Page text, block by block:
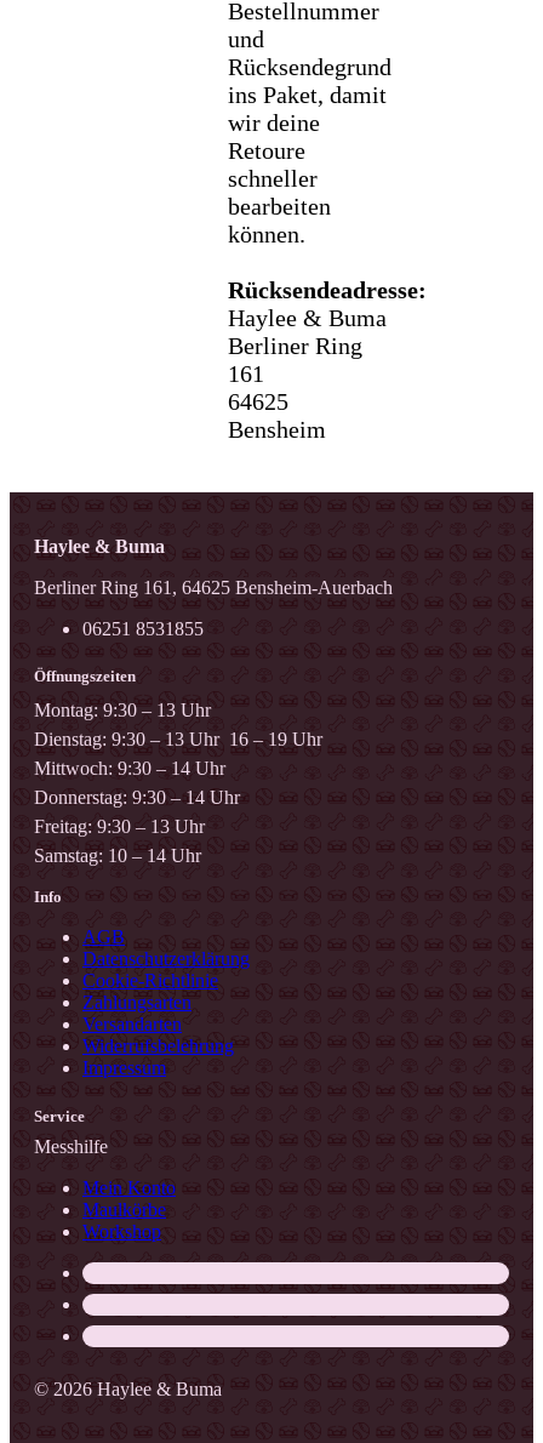
Bestellnummer
und
Rücksendegrund
ins Paket, damit
wir deine
Retoure
schneller
bearbeiten
können.
Rücksendeadresse:
Haylee & Buma
Berliner Ring
161
64625
Bensheim
Haylee & Buma
Berliner Ring 161, 64625 Bensheim-Auerbach
06251 8531855
Öffnungszeiten
Montag: 9:30 – 13 Uhr
Dienstag: 9:30 – 13 Uhr 16 – 19 Uhr
Mittwoch: 9:30 – 14 Uhr
Donnerstag: 9:30 – 14 Uhr
Freitag: 9:30 – 13 Uhr
Samstag: 10 – 14 Uhr
Info
AGB
Datenschutzerklärung
Cookie-Richtlinie
Zahlungsarten
Versandarten
Widerrufsbelehrung
Impressum
Service
Messhilfe
Mein Konto
Maulkörbe
Workshop
© 2026 Haylee & Buma